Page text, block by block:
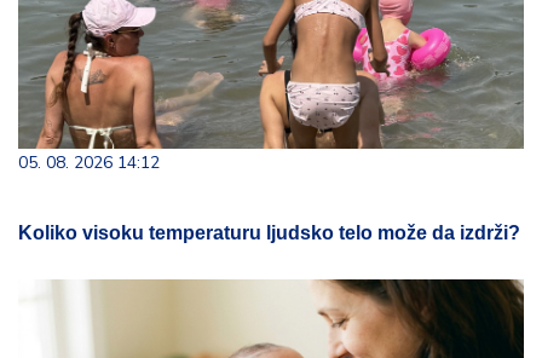
05. 08. 2026 14:12
Koliko visoku temperaturu ljudsko telo može da izdrži?